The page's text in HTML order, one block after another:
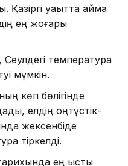
уақытта аймақ
ең жоғары
температура
мүмкін.
көп бөлігінде
елдің оңтүстік-
жексенбіде
тіркелді.
ең ыстық